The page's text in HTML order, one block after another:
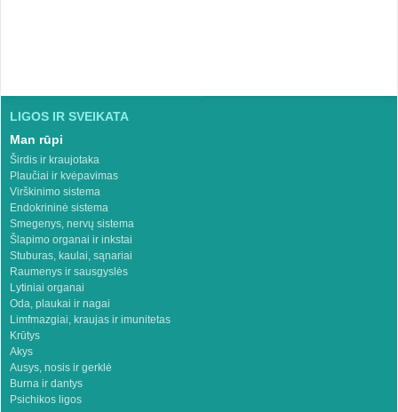
LIGOS IR SVEIKATA
Man rūpi
Širdis ir kraujotaka
Plaučiai ir kvėpavimas
Virškinimo sistema
Endokrininė sistema
Smegenys, nervų sistema
Šlapimo organai ir inkstai
Stuburas, kaulai, sąnariai
Raumenys ir sausgyslės
Lytiniai organai
Oda, plaukai ir nagai
Limfmazgiai, kraujas ir imunitetas
Krūtys
Akys
Ausys, nosis ir gerklė
Burna ir dantys
Psichikos ligos